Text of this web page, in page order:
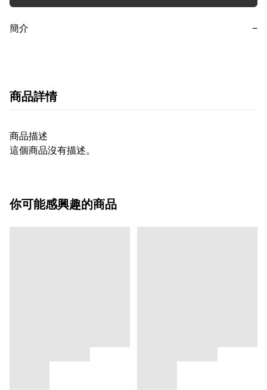
簡介 −
商品詳情
商品描述
這個商品沒有描述。
你可能感興趣的商品